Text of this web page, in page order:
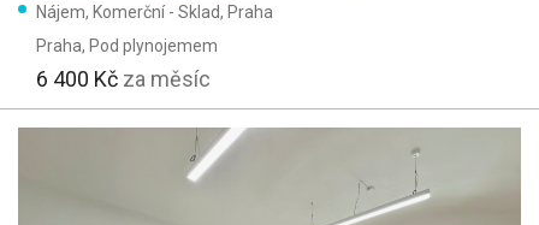
Nájem, Komerční - Sklad, Praha
Praha, Pod plynojemem
6 400 Kč za měsíc